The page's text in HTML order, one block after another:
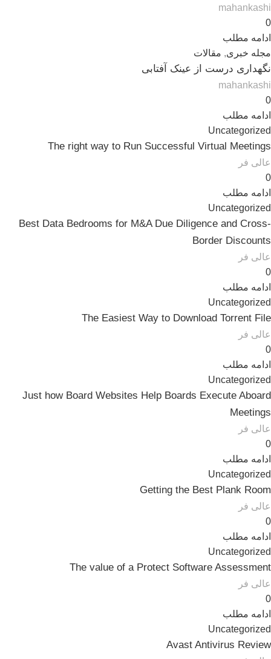
mahankashi
0
ادامه مطلب
مجله خبری, مقالات
نگهداری درست از عینک آفتابی
mahankashi
0
ادامه مطلب
Uncategorized
The right way to Run Successful Virtual Meetings
عالی فر
0
ادامه مطلب
Uncategorized
Best Data Bedrooms for M&A Due Diligence and Cross-
Border Discounts
عالی فر
0
ادامه مطلب
Uncategorized
The Easiest Way to Download Torrent File
عالی فر
0
ادامه مطلب
Uncategorized
Just how Board Websites Help Boards Execute Aboard
Meetings
عالی فر
0
ادامه مطلب
Uncategorized
Getting the Best Plank Room
عالی فر
0
ادامه مطلب
Uncategorized
The value of a Protect Software Assessment
عالی فر
0
ادامه مطلب
Uncategorized
Avast Antivirus Review